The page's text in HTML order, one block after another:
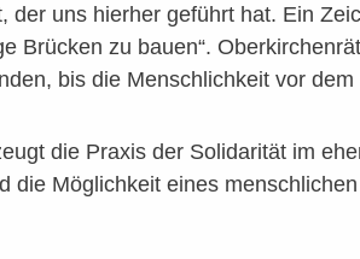
der uns hierher geführt hat. Ein
Brücken zu bauen“.
bis die Menschlichkeit vor
die Praxis der Solidarität im
die Möglichkeit eines